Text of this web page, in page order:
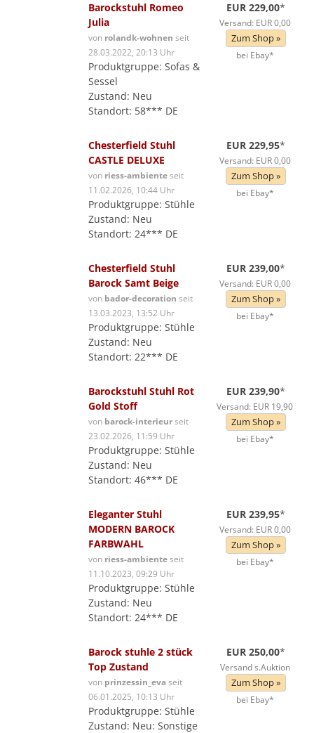
Barockstuhl Romeo
Julia
von rolandk-wohnen seit
28.03.2022, 20:13 Uhr
Produktgruppe: Sofas &
Sessel
Zustand: Neu
Standort: 58*** DE
EUR 229,00*
Versand: EUR 0,00
Zum Shop »
bei Ebay*
Chesterfield Stuhl
CASTLE DELUXE
von riess-ambienteseit
11.02.2026, 10:44 Uhr
Produktgruppe: Stühle
Zustand: Neu
Standort: 24*** DE
EUR 229,95*
Versand: EUR 0,00
Zum Shop »
bei Ebay*
Chesterfield Stuhl
Barock Samt Beige
von bador-decoration seit
13.03.2023, 13:52 Uhr
Produktgruppe: Stühle
Zustand: Neu
Standort: 22*** DE
EUR 239,00*
Versand: EUR 0,00
Zum Shop »
bei Ebay*
Barockstuhl Stuhl Rot
Gold Stoff
von barock-interieurseit
23.02.2026, 11:59 Uhr
Produktgruppe: Stühle
Zustand: Neu
Standort: 46*** DE
EUR 239,90*
Versand: EUR 19,90
Zum Shop »
bei Ebay*
Eleganter Stuhl
MODERN BAROCK
FARBWAHL
von riess-ambienteseit
11.10.2023, 09:29 Uhr
Produktgruppe: Stühle
Zustand: Neu
Standort: 24*** DE
EUR 239,95*
Versand: EUR 0,00
Zum Shop »
bei Ebay*
Barock stuhle 2 stück
Top Zustand
von prinzessin_evaseit
06.01.2025, 10:13 Uhr
Produktgruppe: Stühle
Zustand: Neu: Sonstige
EUR 250,00*
Versand s.Auktion
Zum Shop »
bei Ebay*